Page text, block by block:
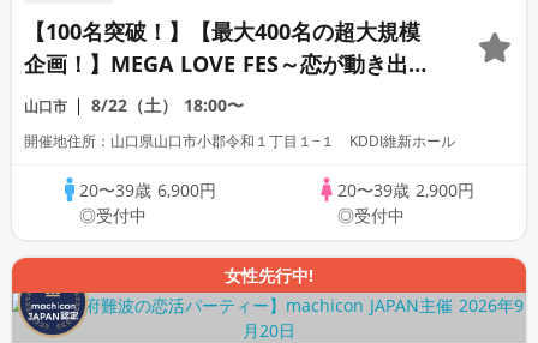
【100名突破！】【最大400名の超大規模
企画！】MEGA LOVE FES～恋が動き出す
出会いの祭典～
山口市 8/22（土） 18:00〜
開催地住所：山口県山口市小郡令和１丁目１−１ KDDI維新ホール
20〜39歳 6,900円
◎受付中
20〜39歳 2,900円
◎受付中
女性先行中!